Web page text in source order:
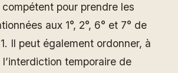
pour prendre les
aux 1°, 2°, 6° et 7° de
Il peut également ordonner, à
temporaire de